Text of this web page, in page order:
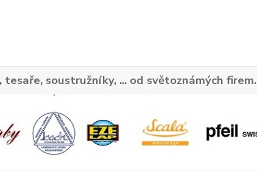
soustružníky, ... od světoznámých firem.